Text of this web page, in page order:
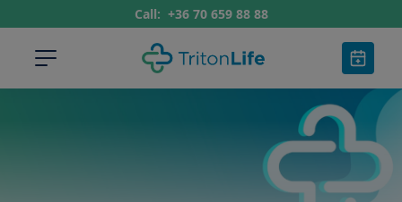
Call: +36 70 659 88 88